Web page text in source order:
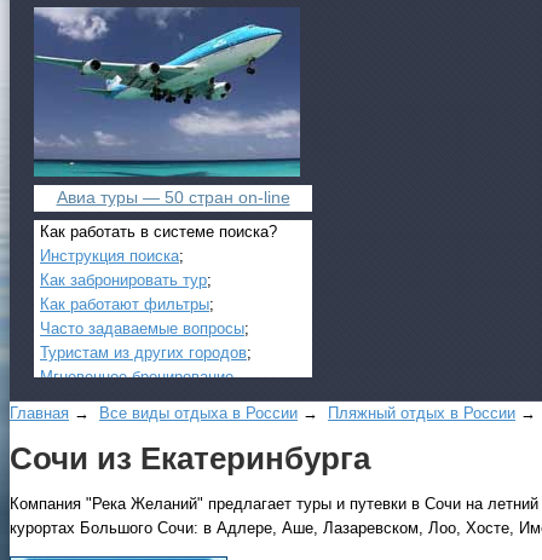
Авиа туры — 50 стран on-line
Как работать в системе поиска?
Инструкция поиска;
Как забронировать тур;
Как работают фильтры;
Часто задаваемые вопросы;
Туристам из других городов;
Мгновенное бронирование.
Главная → Все виды отдыха в России → Пляжный отдых в России →
Сочи из Екатеринбурга
Компания "Река Желаний" предлагает туры и путевки в Сочи на
курортах Большого Сочи: в Адлере, Аше, Лазаревском, Лоо, Хосте,